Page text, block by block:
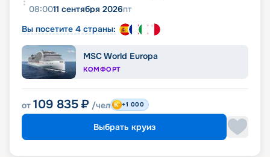
08:0011 сентября 2026пт
Вы посетите 4 страны:
MSC World Europa
КОМФОРТ
от 109 835 ₽ /чел +1 000
Выбрать круиз